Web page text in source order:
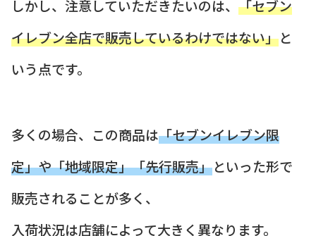
しかし、注意していただきたいのは、 「セブン
イレブン全店で販売しているわけではない」と
いう点です。
多くの場合、この商品は「セブンイレブン限
定」や「地域限定」「先行販売」といった形で
販売されることが多く、
入荷状況は店舗によって大きく異なります。